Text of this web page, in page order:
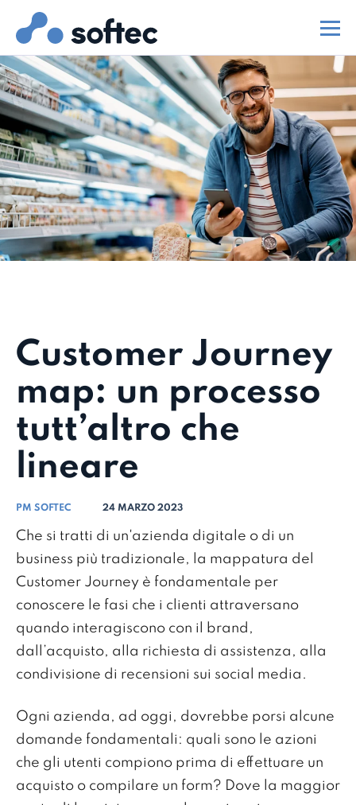
Customer Journey
map: un processo
tutt’altro che
lineare
PM SOFTEC 24 MARZO 2023
Che si tratti di un'azienda digitale o di un
business più tradizionale, la mappatura del
Customer Journey è fondamentale per
conoscere le fasi che i clienti attraversano
quando interagiscono con il brand,
dall’acquisto, alla richiesta di assistenza, alla
condivisione di recensioni sui social media.
Ogni azienda, ad oggi, dovrebbe porsi alcune
domande fondamentali: quali sono le azioni
che gli utenti compiono prima di effettuare un
acquisto o compilare un form? Dove la maggior